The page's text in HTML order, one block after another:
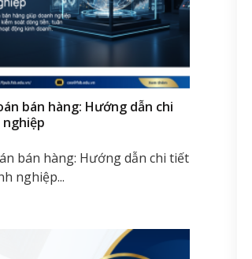
bán hàng: Hướng dẫn chi
bán hàng: Hướng dẫn chi tiết
nghiệp...